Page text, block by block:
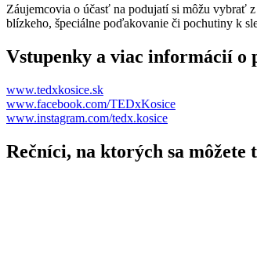
Záujemcovia o účasť na podujatí si môžu vybrať
blízkeho, špeciálne poďakovanie či pochutiny k
Vstupenky a viac informácií o
www.tedxkosice.sk
www.facebook.com/TEDxKosice
www.instagram.com/tedx.kosice
Rečníci, na ktorých sa môžete